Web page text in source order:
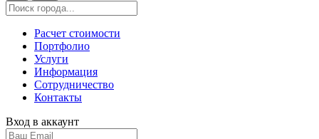
Расчет стоимости
Портфолио
Услуги
Информация
Сотрудничество
Контакты
Вход в аккаунт